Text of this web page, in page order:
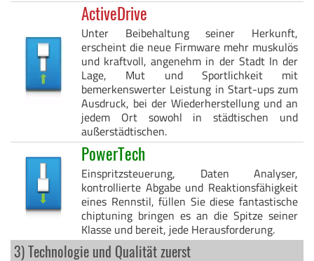
ActiveDrive
Unter Beibehaltung seiner Herkunft,
erscheint die neue Firmware mehr muskulös
und kraftvoll, angenehm in der Stadt In der
Lage, Mut und Sportlichkeit mit
bemerkenswerter Leistung in Start-ups zum
Ausdruck, bei der Wiederherstellung und an
jedem Ort sowohl in städtischen und
außerstädtischen.
PowerTech
Einspritzsteuerung, Daten Analyser,
kontrollierte Abgabe und Reaktionsfähigkeit
eines Rennstil, füllen Sie diese fantastische
chiptuning bringen es an die Spitze seiner
Klasse und bereit, jede Herausforderung.
3) Technologie und Qualität zuerst